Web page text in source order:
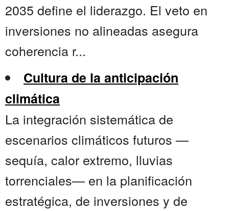
2035 define el liderazgo. El veto en
inversiones no alineadas asegura
coherencia r...
Cultura de la anticipación
climática
La integración sistemática de
escenarios climáticos futuros —
sequía, calor extremo, lluvias
torrenciales— en la planificación
estratégica, de inversiones y de